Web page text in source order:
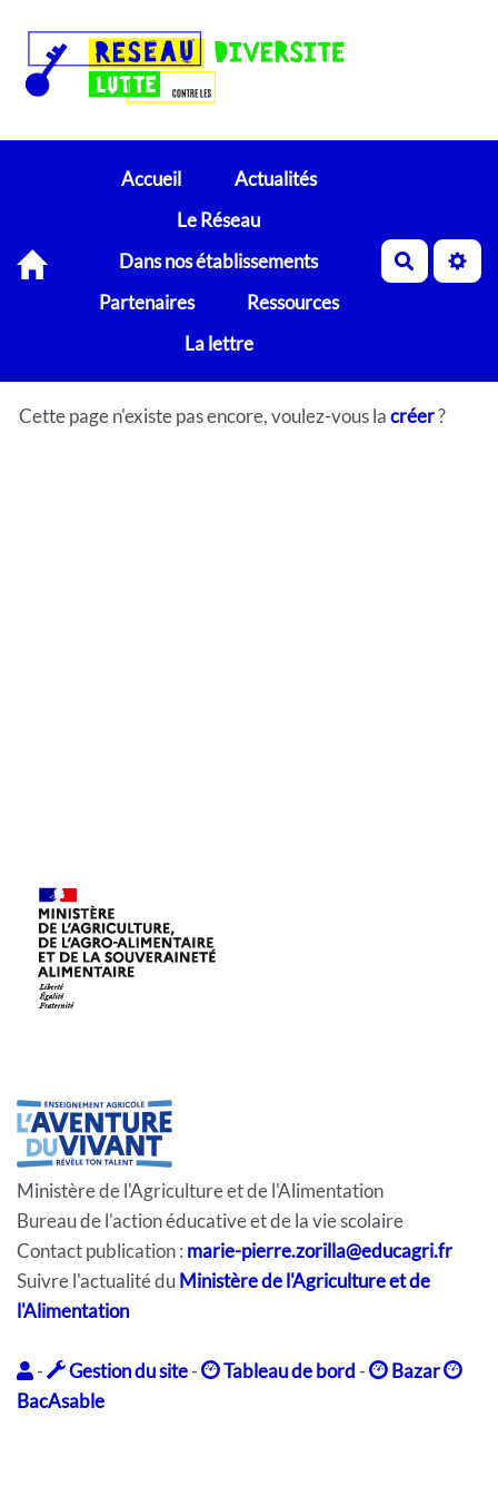
Accueil
Actualités
Le Réseau
Dans nos établissements
Partenaires
Ressources
La lettre
Cette page n'existe pas encore, voulez-vous lacréer?
Ministère de l'Agriculture et de l'Alimentation
Bureau de l'action éducative et de la vie scolaire
Contact publication : marie-pierre.zorilla@educagri.fr
Suivre l'actualité duMinistère de l'Agriculture et de
l'Alimentation
- Gestion du site- Tableau de bord-
Bazar
BacAsable